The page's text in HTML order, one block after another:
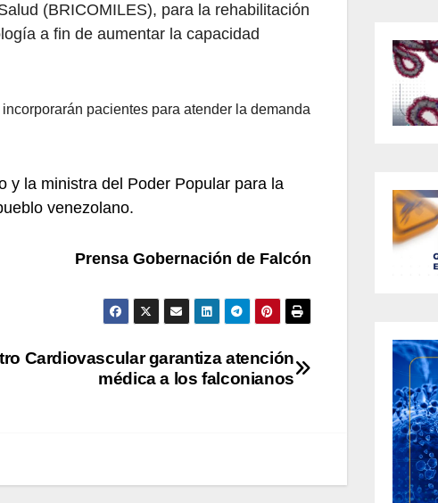
(BRICOMILES), para la rehabilitación
a fin de aumentar la capacidad
pacientes para atender la demanda
y la ministra del Poder Popular para la
venezolano.
Prensa Gobernación de Falcón
Cardiovascular garantiza atención
médica a los falconianos